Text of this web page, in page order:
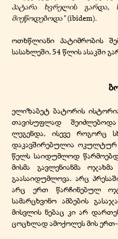
პატარა ხვრელის გარდა,
მიეწოდებოდა"(ibidem).
ოთხწლიანი პატიმრობის
სასახლეში, 54 წლის ასაკში
ელიზაბეტ ბატორის
თავისუფლად
ლეგენდა, ისევე როგორც
დაკავშირებულია ოკულტურ
წელს საიდუმლოდ
მისმა გავლენიანმა
გაასაიდუმლოვა. არც
არც ერთ წარჩინებულ
სამარცხვინო ამბების
მისვლის ნებაც კი არ
ცოცხლად ამოქოლეს მის